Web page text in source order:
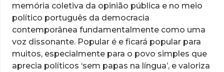
memória coletiva da opinião pública e no meio
político português da democracia
contemporânea fundamentalmente como uma
voz dissonante. Popular é e ficará popular para
muitos, especialmente para o povo simples que
aprecia políticos ‘sem papas na língua’, e valoriza